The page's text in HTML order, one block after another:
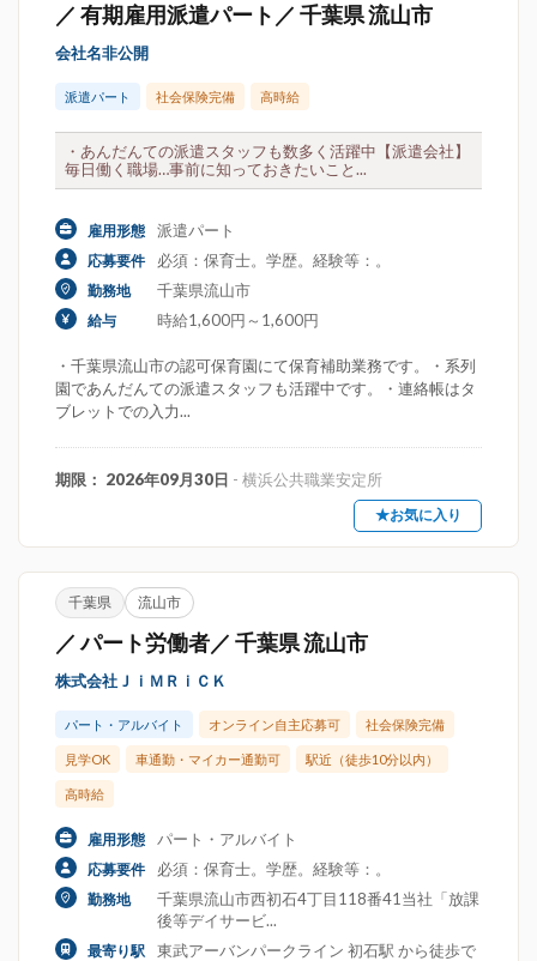
／ 有期雇用派遣パート／ 千葉県 流山市
会社名非公開
派遣パート 社会保険完備 高時給
・あんだんての派遣スタッフも数多く活躍中【派遣会社】
毎日働く職場…事前に知っておきたいこと...
雇用形態 派遣パート
応募要件 必須：保育士。学歴。経験等：。
勤務地 千葉県流山市
給与 時給1,600円～1,600円
・千葉県流山市の認可保育園にて保育補助業務です。・系列
園であんだんての派遣スタッフも活躍中です。・連絡帳はタ
ブレットでの入力...
期限： 2026年09月30日 - 横浜公共職業安定所
★お気に入り
千葉県 流山市
／ パート労働者／ 千葉県 流山市
株式会社ＪｉＭＲｉＣＫ
パート・アルバイト オンライン自主応募可 社会保険完備
見学OK 車通勤・マイカー通勤可 駅近（徒歩10分以内）
高時給
雇用形態 パート・アルバイト
応募要件 必須：保育士。学歴。経験等：。
勤務地
千葉県流山市西初石4丁目118番41当社「放課
後等デイサービ...
最寄り駅
東武アーバンパークライン 初石駅 から徒歩で